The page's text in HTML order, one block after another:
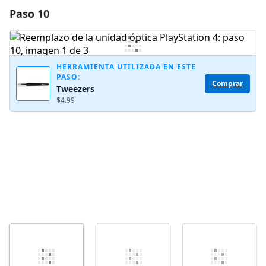
Paso 10
HERRAMIENTA UTILIZADA EN ESTE
PASO:
Tweezers
$4.99
Comprar